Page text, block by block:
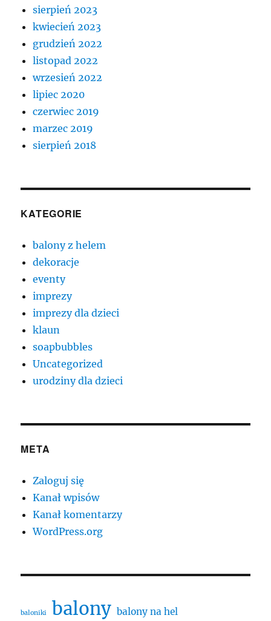
sierpień 2023
kwiecień 2023
grudzień 2022
listopad 2022
wrzesień 2022
lipiec 2020
czerwiec 2019
marzec 2019
sierpień 2018
KATEGORIE
balony z helem
dekoracje
eventy
imprezy
imprezy dla dzieci
klaun
soapbubbles
Uncategorized
urodziny dla dzieci
META
Zaloguj się
Kanał wpisów
Kanał komentarzy
WordPress.org
baloniki balony balony na hel